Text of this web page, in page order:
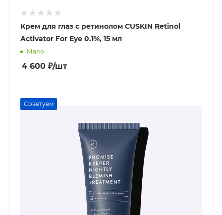
Крем для глаз с ретинолом CUSKIN Retinol
Activator For Eye 0.1%, 15 мл
Мало
4 600 ₽/шт
Советуем